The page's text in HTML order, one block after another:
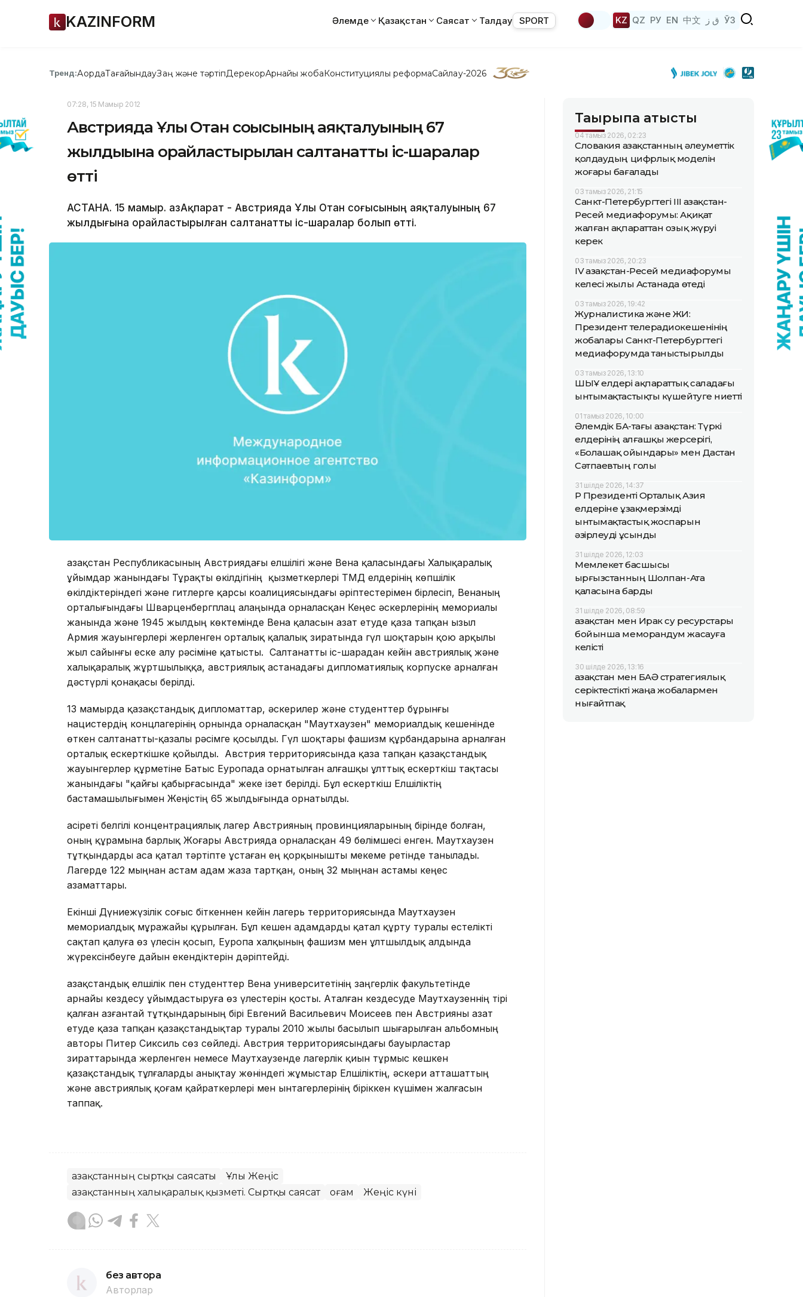
KAZINFORM Әлемде Қазақстан Саясат Талдау SPORT KZ QZ РУ EN 中文 ق ز ЎЗ
Тренд:АқордаТағайындауЗаң және тәртіпДерекқорАрнайы жобаКонституциялық реформаСайлау-2026
07:28, 15 Мамыр 2012
Австрияда Ұлы Отан соғысының аяқталуының 67
жылдығына орайластырылған салтанатты іс-шаралар
өтті
АСТАНА. 15 мамыр. ҚазАқпарат - Австрияда Ұлы Отан соғысының аяқталуының 67
жылдығына орайластырылған салтанатты іс-шаралар болып өтті.
Қазақстан Республикасының Австриядағы елшілігі және Вена қаласындағы Халықаралық
ұйымдар жанындағы Тұрақты өкілдігінің қызметкерлері ТМД елдерінің көпшілік
өкілдіктеріндегі және гитлерге қарсы коалициясындағы әріптестерімен бірлесіп, Венаның
орталығындағы Шварценбергплац алаңында орналасқан Кеңес әскерлерінің мемориалы
жанында және 1945 жылдың көктемінде Вена қаласын азат етуде қаза тапқан Қызыл
Армия жауынгерлері жерленген орталық қалалық зиратында гүл шоқтарын қою арқылы
жыл сайынғы еске алу рәсіміне қатысты. Салтанатты іс-шарадан кейін австриялық және
халықаралық жұртшылыққа, австриялық астанадағы дипломатиялық корпуске арналған
дәстүрлі қонақасы берілді.
13 мамырда қазақстандық дипломаттар, әскерилер және студенттер бұрынғы
нацистердің концлагерінің орнында орналасқан "Маутхаузен" мемориалдық кешенінде
өткен салтанатты-қазалы рәсімге қосылды. Гүл шоқтары фашизм құрбандарына арналған
орталық ескерткішке қойылды. Австрия территориясында қаза тапқан қазақстандық
жауынгерлер құрметіне Батыс Еуропада орнатылған алғашқы ұлттық ескерткіш тақтасы
жанындағы "қайғы қабырғасында" жеке ізет берілді. Бұл ескерткіш Елшіліктің
бастамашылығымен Жеңістің 65 жылдығында орнатылды.
Қасіреті белгілі концентрациялық лагер Австрияның провинцияларының бірінде болған,
оның құрамына барлық Жоғары Австрияда орналасқан 49 бөлімшесі енген. Маутхаузен
тұтқындарды аса қатал тәртіпте ұстаған ең қорқынышты мекеме ретінде танылады.
Лагерде 122 мыңнан астам адам жаза тартқан, оның 32 мыңнан астамы кеңес
азаматтары.
Екінші Дүниежүзілік соғыс біткеннен кейін лагерь территориясында Маутхаузен
мемориалдық мұражайы құрылған. Бұл кешен адамдарды қатал құрту туралы естелікті
сақтап қалуға өз үлесін қосып, Еуропа халқының фашизм мен ұлтшылдық алдында
жүрексінбеуге дайын екендіктерін дәріптейді.
Қазақстандық елшілік пен студенттер Вена университетінің заңгерлік факультетінде
арнайы кездесу ұйымдастыруға өз үлестерін қосты. Аталған кездесуде Маутхаузеннің тірі
қалған азғантай тұтқындарының бірі Евгений Васильевич Моисеев пен Австрияны азат
етуде қаза тапқан қазақстандықтар туралы 2010 жылы басылып шығарылған альбомның
авторы Питер Сиксиль сөз сөйледі. Австрия территориясындағы бауырластар
зираттарында жерленген немесе Маутхаузенде лагерлік қиын тұрмыс кешкен
қазақстандық тұлғаларды анықтау жөніндегі жұмыстар Елшіліктің, әскери атташаттың
және австриялық қоғам қайраткерлері мен ынтагерлерінің біріккен күшімен жалғасын
таппақ.
Қазақстанның сыртқы саясаты
Ұлы Жеңіс
Қазақстанның халықаралық қызметі. Сыртқы саясат
Қоғам Жеңіс күні
без автора
Авторлар
Тақырыпқа қатысты
04 тамыз 2026, 02:23
Словакия Қазақстанның әлеуметтік
қолдаудың цифрлық моделін
жоғары бағалады
03 тамыз 2026, 21:15
Санкт-Петербургтегі III Қазақстан-
Ресей медиафорумы: Ақиқат
жалған ақпараттан озық жүруі
керек
03 тамыз 2026, 20:23
IV Қазақстан-Ресей медиафорумы
келесі жылы Астанада өтеді
03 тамыз 2026, 19:42
Журналистика және ЖИ:
Президент телерадиокешенінің
жобалары Санкт-Петербургтегі
медиафорумда таныстырылды
03 тамыз 2026, 13:10
ШЫҰ елдері ақпараттық саладағы
ынтымақтастықты күшейтуге ниетті
01 тамыз 2026, 10:00
Әлемдік БАҚ-тағы Қазақстан: Түркі
елдерінің алғашқы жерсерігі,
«Болашақ ойындары» мен Дастан
Сәтпаевтың голы
31 шілде 2026, 14:37
ҚР Президенті Орталық Азия
елдеріне ұзақмерзімді
ынтымақтастық жоспарын
әзірлеуді ұсынды
31 шілде 2026, 12:03
Мемлекет басшысы
Қырғызстанның Шолпан-Ата
қаласына барды
31 шілде 2026, 08:59
Қазақстан мен Ирак су ресурстары
бойынша меморандум жасауға
келісті
30 шілде 2026, 13:16
Қазақстан мен БАӘ стратегиялық
серіктестікті жаңа жобалармен
нығайтпақ